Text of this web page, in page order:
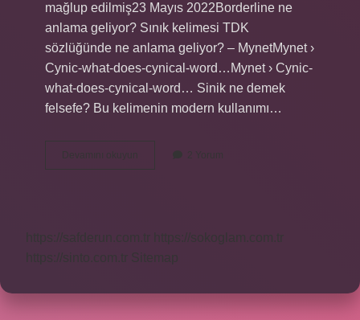
mağlup edilmiş23 Mayıs 2022Borderline ne
anlama geliyor? Sınık kelimesi TDK
sözlüğünde ne anlama geliyor? – MynetMynet ›
Cynic-what-does-cynical-word…Mynet › Cynic-
what-does-cynical-word… Sinik ne demek
felsefe? Bu kelimenin modern kullanımı…
Devamını okuyun
Ne
2 Yorum
https://safderun.com.tr
https://sokoglam.com.tr
https://sinto.com.tr
Sitemap